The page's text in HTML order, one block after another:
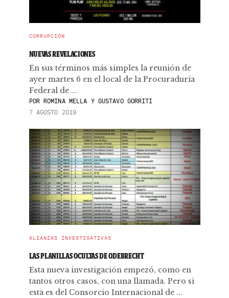
CORRUPCIÓN
NUEVAS REVELACIONES
En sus términos más simples la reunión de
ayer martes 6 en el local de la Procuraduría
Federal de ...
PORROMINA MELLA Y GUSTAVO GORRITI
7 AGOSTO 2019
ALIANZAS INVESTIGATIVAS
LAS PLANILLAS OCULTAS DE ODEBRECHT
Esta nueva investigación empezó, como en
tantos otros casos, con una llamada. Pero si
esta es del Consorcio Internacional de ...